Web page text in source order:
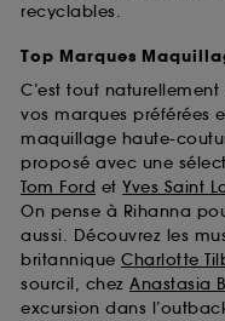
recyclables.
Top Marques
C’est tout
vos marques préférées
maquillage haute-
proposé avec une
Tom Ford et Yves Saint
On pense à Rihanna
aussi. Découvrez les
britannique Charlotte
sourcil, chez Anastasia
excursion dans